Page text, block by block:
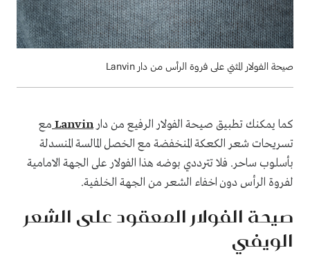
صيحة الفولار المثني على فروة الرأس من دار Lanvin
كما يمكنك تطبيق صيحة الفولار الرفيع من دارLanvin مع
تسريحات شعر الكعكة المنخفضة مع الخصل المالسة المنسدلة
بأسلوب ساحر. فلا تترددي بوضه هذا الفولار على الجهة الامامية
لفروة الرأس دون اخفاء الشعر من الجهة الخلفية.
صيحة الفولار المعقود على الشعر
الويفي